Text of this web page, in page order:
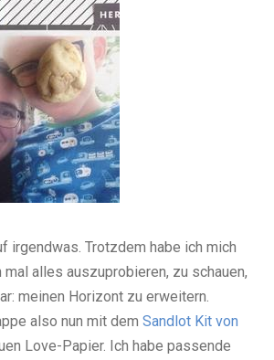
irgendwas. Trotzdem habe ich mich
alles auszuprobieren, zu schauen,
meinen Horizont zu erweitern.
also nun mit dem Sandlot Kit von
Love-Papier. Ich habe passende